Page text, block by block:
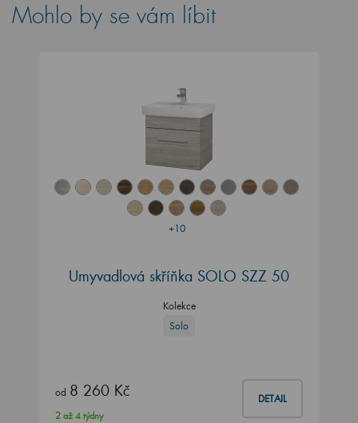
Mohlo by se vám líbit
+10
Umyvadlová skříňka SOLO SZZ 50
Kolekce
Solo
od 8 260 Kč DETAIL
2 až 4 týdny